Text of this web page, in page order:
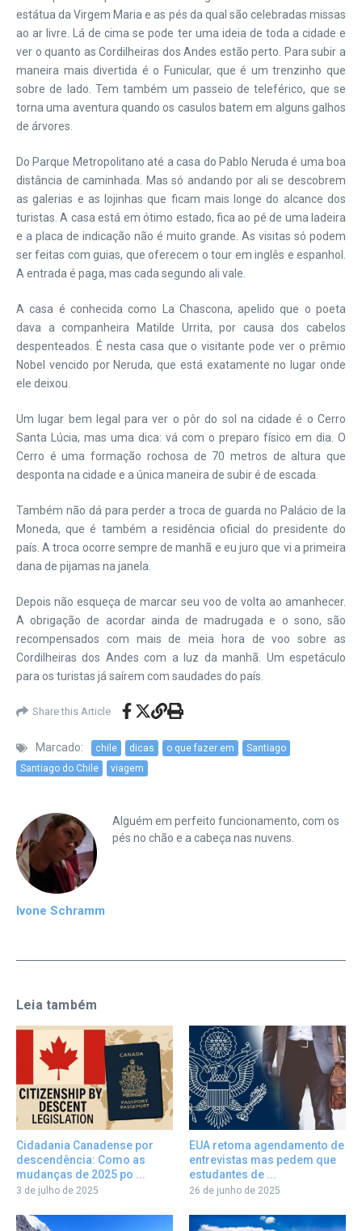
estátua da Virgem Maria e as pés da qual são celebradas missas
ao ar livre. Lá de cima se pode ter uma ideia de toda a cidade e
ver o quanto as Cordilheiras dos Andes estão perto. Para subir a
maneira mais divertida é o Funicular, que é um trenzinho que
sobre de lado. Tem também um passeio de teleférico, que se
torna uma aventura quando os casulos batem em alguns galhos
de árvores.
Do Parque Metropolitano até a casa do Pablo Neruda é uma boa
distância de caminhada. Mas só andando por ali se descobrem
as galerias e as lojinhas que ficam mais longe do alcance dos
turistas. A casa está em ótimo estado, fica ao pé de uma ladeira
e a placa de indicação não é muito grande. As visitas só podem
ser feitas com guias, que oferecem o tour em inglês e espanhol.
A entrada é paga, mas cada segundo ali vale.
A casa é conhecida como La Chascona, apelido que o poeta
dava a companheira Matilde Urrita, por causa dos cabelos
despenteados. É nesta casa que o visitante pode ver o prêmio
Nobel vencido por Neruda, que está exatamente no lugar onde
ele deixou.
Um lugar bem legal para ver o pôr do sol na cidade é o Cerro
Santa Lúcia, mas uma dica: vá com o preparo físico em dia. O
Cerro é uma formação rochosa de 70 metros de altura que
desponta na cidade e a única maneira de subir é de escada.
Também não dá para perder a troca de guarda no Palácio de la
Moneda, que é também a residência oficial do presidente do
país. A troca ocorre sempre de manhã e eu juro que vi a primeira
dana de pijamas na janela.
Depois não esqueça de marcar seu voo de volta ao amanhecer.
A obrigação de acordar ainda de madrugada e o sono, são
recompensados com mais de meia hora de voo sobre as
Cordilheiras dos Andes com a luz da manhã. Um espetáculo
para os turistas já saírem com saudades do país.
Share this Article
Marcado: chile dicas o que fazer em
Santiago
Santiago do Chile
viagem
Ivone Schramm
Alguém em perfeito funcionamento, com os
pés no chão e a cabeça nas nuvens.
Leia também
Cidadania Canadense por
descendência: Como as
mudanças de 2025 po ...
3 de julho de 2025
EUA retoma agendamento de
entrevistas mas pedem que
estudantes de ...
26 de junho de 2025